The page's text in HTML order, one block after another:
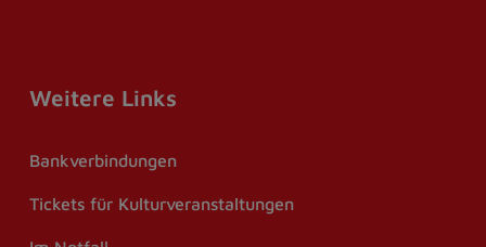
Weitere Links
Bankverbindungen
Tickets für Kulturveranstaltungen